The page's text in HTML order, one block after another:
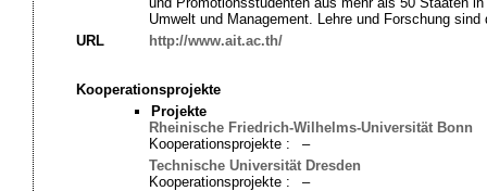
Umwelt und Management. Lehre und Forschung
URL
http://www.ait.ac.th/
Kooperationsprojekte
Projekte
Rheinische Friedrich-Wilhelms-Universität Bonn
Kooperationsprojekte :
–
Technische Universität Dresden
Kooperationsprojekte :
–